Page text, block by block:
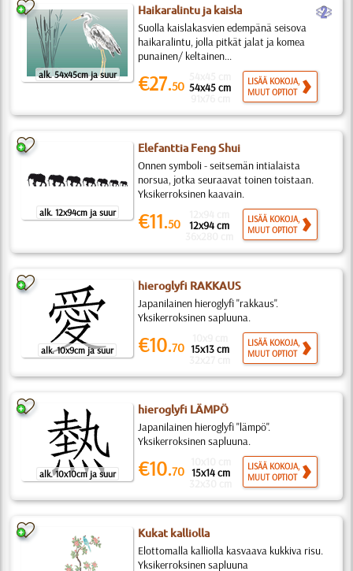
alk. 54x45cm ja suur
Haikaralintu ja kaisla b
Suolla kaislakasvien edempänä seisova
haikaralintu, jolla pitkät jalat ja komea
punainen/ keltainen...
€27.50 54x45 cm
LISÄÄ KOKOJA,
MUUT OPTIOT
alk. 12x94cm ja suur
Elefanttia Feng Shui
Onnen symboli - seitsemän intialaista
norsua, jotka seuraavat toinen toistaan.
Yksikerroksinen kaavain.
€11.50 12x94 cm
LISÄÄ KOKOJA,
MUUT OPTIOT
alk. 10x9cm ja suur
hieroglyfi RAKKAUS
Japanilainen hieroglyfi "rakkaus".
Yksikerroksinen sapluuna.
€10.70 15x13 cm
LISÄÄ KOKOJA,
MUUT OPTIOT
alk. 10x10cm ja suur
hieroglyfi LÄMPÖ
Japanilainen hieroglyfi "lämpö".
Yksikerroksinen sapluuna.
€10.70 15x14 cm
LISÄÄ KOKOJA,
MUUT OPTIOT
Kukat kalliolla
Elottomalla kalliolla kasvaava kukkiva risu.
Yksikerroksinen sapluuna